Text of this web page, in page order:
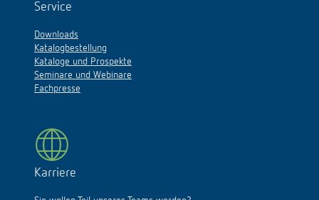
Service
Downloads
Katalogbestellung
Kataloge und Prospekte
Seminare und Webinare
Fachpresse
Karriere